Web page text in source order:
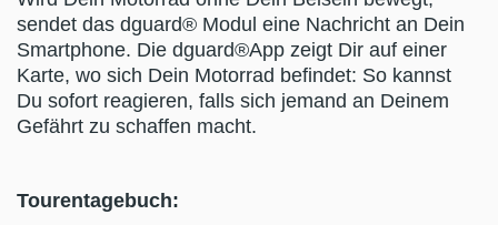
sendet das dguard® Modul eine Nachricht an Dein
Smartphone. Die dguard®App zeigt Dir auf einer
Karte, wo sich Dein Motorrad befindet: So kannst
Du sofort reagieren, falls sich jemand an Deinem
Gefährt zu schaffen macht.
Tourentagebuch: